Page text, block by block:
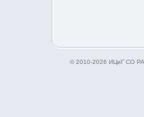
© 2010-2026 ИЦиГ СО